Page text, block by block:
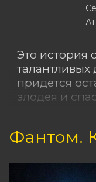
Это история
талантливых
придется
злодея и
Фантом.